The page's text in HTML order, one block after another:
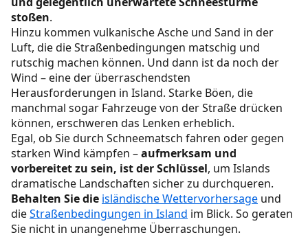
stoßen.
Hinzu kommen vulkanische Asche und Sand in der
Luft, die die Straßenbedingungen matschig und
rutschig machen können. Und dann ist da noch der
Wind – eine der überraschendsten
Herausforderungen in Island. Starke Böen, die
manchmal sogar Fahrzeuge von der Straße drücken
können, erschweren das Lenken erheblich.
Egal, ob Sie durch Schneematsch fahren oder gegen
starken Wind kämpfen –aufmerksam und
vorbereitet zu sein, ist der Schlüssel, um Islands
dramatische Landschaften sicher zu durchqueren.
Behalten Sie die isländische Wettervorhersage und
dieStraßenbedingungen in Island im Blick. So geraten
Sie nicht in unangenehme Überraschungen.